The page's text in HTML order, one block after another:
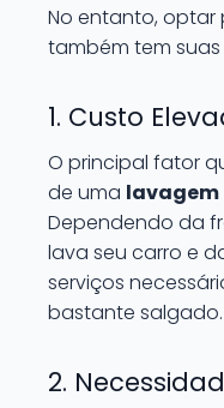
No entanto, optar
também tem suas
1. Custo
O principal fator
de uma lavagem
Dependendo da
lava seu carro e
serviços
bastante salgado.
2.